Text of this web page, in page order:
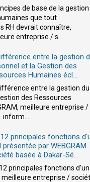
de base de la gestion
que tout
RH devrait connaître,
entreprise / s...
entre la gestion
et la Gestion des
Humaines écl...
entre la gestion du
des Ressources
meilleure entreprise /
principales fonctions
présentée par WEBGRAM
basée à Dakar-Sé...
principales fonctions d'un
meilleure entreprise /